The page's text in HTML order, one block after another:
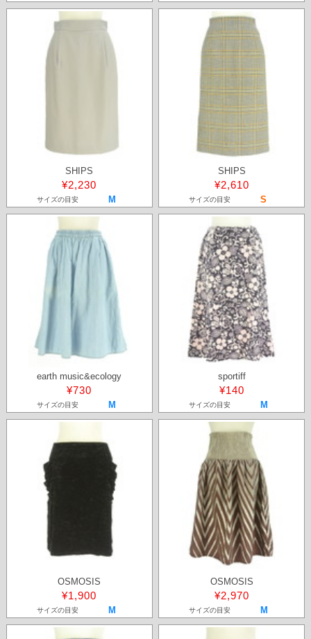
SHIPS
¥2,230
サイズの目安 M
SHIPS
¥2,610
サイズの目安 S
earth music&ecology
¥730
サイズの目安 M
sportiff
¥140
サイズの目安 M
OSMOSIS
¥1,900
サイズの目安 M
OSMOSIS
¥2,970
サイズの目安 M